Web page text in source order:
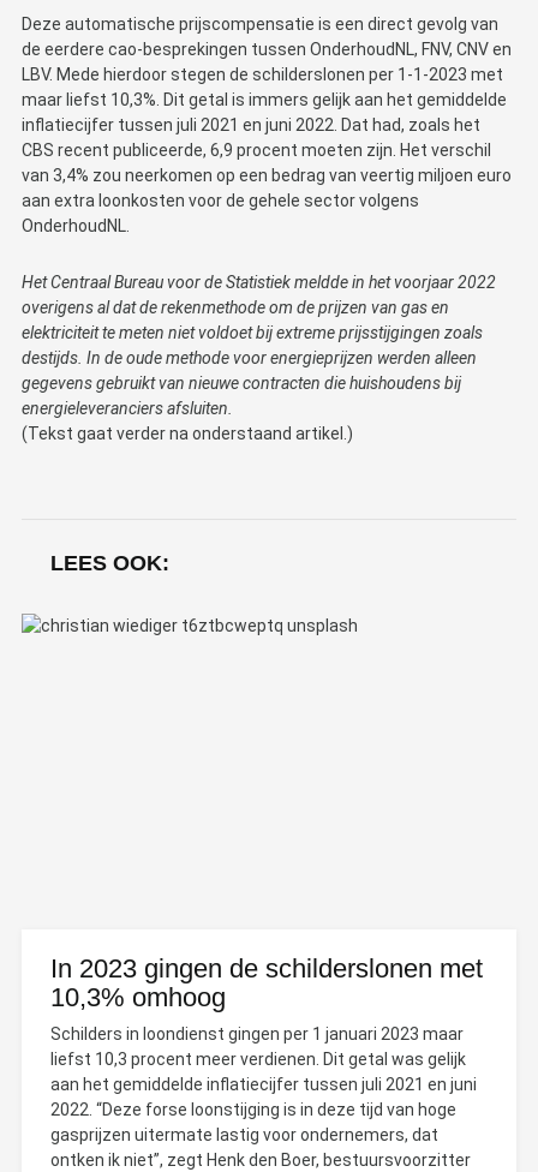
Deze automatische prijscompensatie is een direct gevolg van
de eerdere cao-besprekingen tussen OnderhoudNL, FNV, CNV en
LBV. Mede hierdoor stegen de schilderslonen per 1-1-2023 met
maar liefst 10,3%. Dit getal is immers gelijk aan het gemiddelde
inflatiecijfer tussen juli 2021 en juni 2022. Dat had, zoals het
CBS recent publiceerde, 6,9 procent moeten zijn. Het verschil
van 3,4% zou neerkomen op een bedrag van veertig miljoen euro
aan extra loonkosten voor de gehele sector volgens
OnderhoudNL.
Het Centraal Bureau voor de Statistiek meldde in het voorjaar 2022
overigens al dat de rekenmethode om de prijzen van gas en
elektriciteit te meten niet voldoet bij extreme prijsstijgingen zoals
destijds. In de oude methode voor energieprijzen werden alleen
gegevens gebruikt van nieuwe contracten die huishoudens bij
energieleveranciers afsluiten.
(Tekst gaat verder na onderstaand artikel.)
LEES OOK:
In 2023 gingen de schilderslonen met
10,3% omhoog
Schilders in loondienst gingen per 1 januari 2023 maar
liefst 10,3 procent meer verdienen. Dit getal was gelijk
aan het gemiddelde inflatiecijfer tussen juli 2021 en juni
2022. “Deze forse loonstijging is in deze tijd van hoge
gasprijzen uitermate lastig voor ondernemers, dat
ontken ik niet”, zegt Henk den Boer, bestuursvoorzitter